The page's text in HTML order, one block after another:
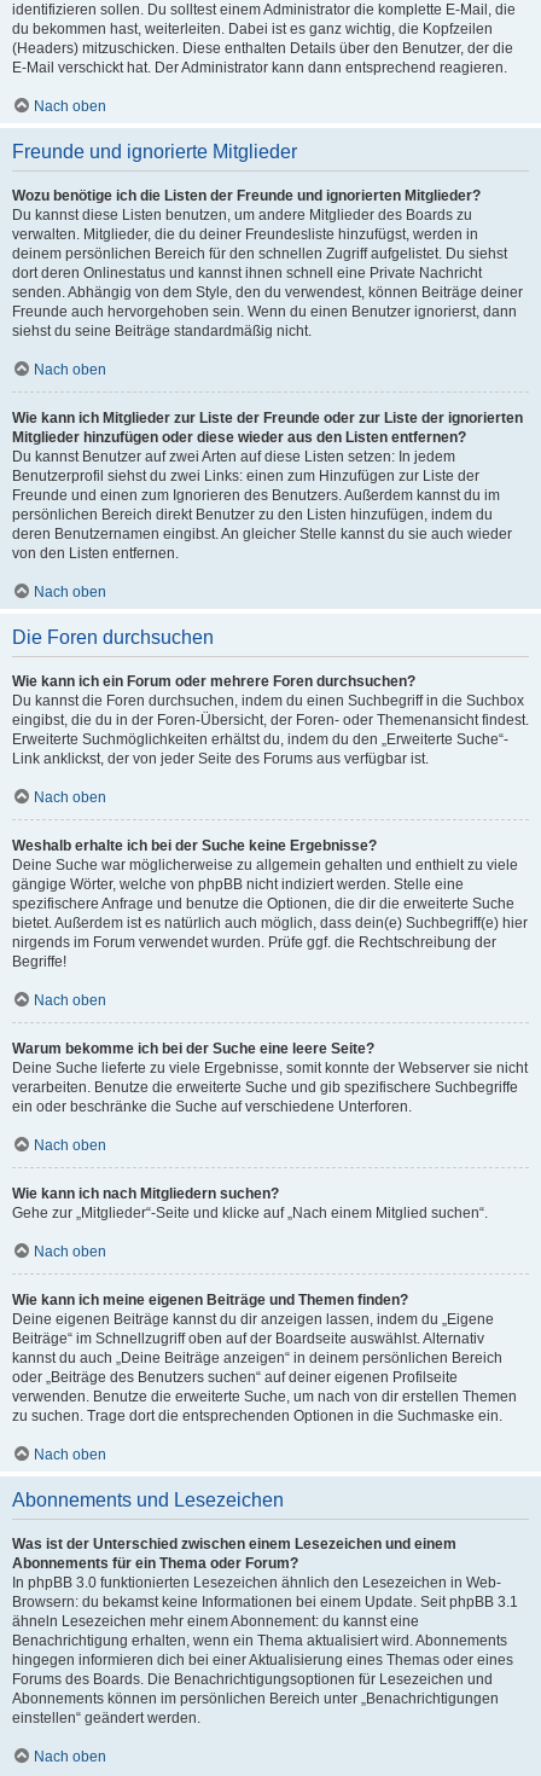
identifizieren sollen. Du solltest einem Administrator die komplette E-Mail, die
du bekommen hast, weiterleiten. Dabei ist es ganz wichtig, die Kopfzeilen
(Headers) mitzuschicken. Diese enthalten Details über den Benutzer, der die
E-Mail verschickt hat. Der Administrator kann dann entsprechend reagieren.
Nach oben
Freunde und ignorierte Mitglieder
Wozu benötige ich die Listen der Freunde und ignorierten Mitglieder?
Du kannst diese Listen benutzen, um andere Mitglieder des Boards zu
verwalten. Mitglieder, die du deiner Freundesliste hinzufügst, werden in
deinem persönlichen Bereich für den schnellen Zugriff aufgelistet. Du siehst
dort deren Onlinestatus und kannst ihnen schnell eine Private Nachricht
senden. Abhängig von dem Style, den du verwendest, können Beiträge deiner
Freunde auch hervorgehoben sein. Wenn du einen Benutzer ignorierst, dann
siehst du seine Beiträge standardmäßig nicht.
Nach oben
Wie kann ich Mitglieder zur Liste der Freunde oder zur Liste der ignorierten
Mitglieder hinzufügen oder diese wieder aus den Listen entfernen?
Du kannst Benutzer auf zwei Arten auf diese Listen setzen: In jedem
Benutzerprofil siehst du zwei Links: einen zum Hinzufügen zur Liste der
Freunde und einen zum Ignorieren des Benutzers. Außerdem kannst du im
persönlichen Bereich direkt Benutzer zu den Listen hinzufügen, indem du
deren Benutzernamen eingibst. An gleicher Stelle kannst du sie auch wieder
von den Listen entfernen.
Nach oben
Die Foren durchsuchen
Wie kann ich ein Forum oder mehrere Foren durchsuchen?
Du kannst die Foren durchsuchen, indem du einen Suchbegriff in die Suchbox
eingibst, die du in der Foren-Übersicht, der Foren- oder Themenansicht findest.
Erweiterte Suchmöglichkeiten erhältst du, indem du den „Erweiterte Suche“-
Link anklickst, der von jeder Seite des Forums aus verfügbar ist.
Nach oben
Weshalb erhalte ich bei der Suche keine Ergebnisse?
Deine Suche war möglicherweise zu allgemein gehalten und enthielt zu viele
gängige Wörter, welche von phpBB nicht indiziert werden. Stelle eine
spezifischere Anfrage und benutze die Optionen, die dir die erweiterte Suche
bietet. Außerdem ist es natürlich auch möglich, dass dein(e) Suchbegriff(e) hier
nirgends im Forum verwendet wurden. Prüfe ggf. die Rechtschreibung der
Begriffe!
Nach oben
Warum bekomme ich bei der Suche eine leere Seite?
Deine Suche lieferte zu viele Ergebnisse, somit konnte der Webserver sie nicht
verarbeiten. Benutze die erweiterte Suche und gib spezifischere Suchbegriffe
ein oder beschränke die Suche auf verschiedene Unterforen.
Nach oben
Wie kann ich nach Mitgliedern suchen?
Gehe zur „Mitglieder“-Seite und klicke auf „Nach einem Mitglied suchen“.
Nach oben
Wie kann ich meine eigenen Beiträge und Themen finden?
Deine eigenen Beiträge kannst du dir anzeigen lassen, indem du „Eigene
Beiträge“ im Schnellzugriff oben auf der Boardseite auswählst. Alternativ
kannst du auch „Deine Beiträge anzeigen“ in deinem persönlichen Bereich
oder „Beiträge des Benutzers suchen“ auf deiner eigenen Profilseite
verwenden. Benutze die erweiterte Suche, um nach von dir erstellen Themen
zu suchen. Trage dort die entsprechenden Optionen in die Suchmaske ein.
Nach oben
Abonnements und Lesezeichen
Was ist der Unterschied zwischen einem Lesezeichen und einem
Abonnements für ein Thema oder Forum?
In phpBB 3.0 funktionierten Lesezeichen ähnlich den Lesezeichen in Web-
Browsern: du bekamst keine Informationen bei einem Update. Seit phpBB 3.1
ähneln Lesezeichen mehr einem Abonnement: du kannst eine
Benachrichtigung erhalten, wenn ein Thema aktualisiert wird. Abonnements
hingegen informieren dich bei einer Aktualisierung eines Themas oder eines
Forums des Boards. Die Benachrichtigungsoptionen für Lesezeichen und
Abonnements können im persönlichen Bereich unter „Benachrichtigungen
einstellen“ geändert werden.
Nach oben